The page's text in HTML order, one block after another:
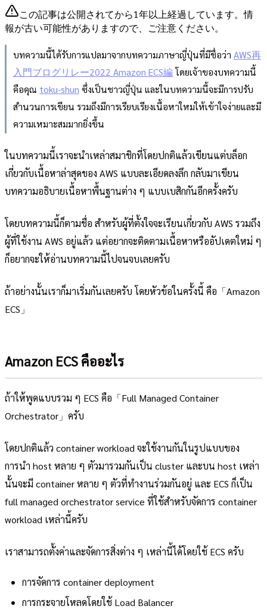
この記事は公開されてから1年以上経過しています。情
報が古い可能性がありますので、ご注意ください。
บทความนี้ได้รับการแปลมาจากบทความภาษาญี่ปุ่นที่มีชื่อว่า AWS再
入門ブログリレー2022 Amazon ECS編โดยเจ้าของบทความนี้
คือคุณ toku-shun ซึ่งเป็นชาวญี่ปุ่น และในบทความนี้จะมีการปรับ
สำนวนการเขียน รวมถึงมีการเรียบเรียงเนื้อหาใหม่ให้เข้าใจง่ายและมี
ความเหมาะสมมากยิ่งขึ้น
ในบทความนี้เราจะนำเหล่าสมาชิกที่โดยปกติแล้วเขียนแต่บล็อก
เกี่ยวกับเนื้อหาล่าสุดของ AWS แบบละเอียดลงลึก กลับมาเขียน
บทความอธิบายเนื้อหาพื้นฐานต่าง ๆ แบบเบสิกกันอีกครั้งครับ
โดยบทความนี้ก็ตามชื่อ สำหรับผู้ที่ตั้งใจจะเรียนเกี่ยวกับ AWS รวมถึง
ผู้ที่ใช้งาน AWS อยู่แล้ว แต่อยากจะติดตามเนื้อหาหรืออัปเดตใหม่ ๆ
ก็อยากจะให้อ่านบทความนี้ไปจนจบเลยครับ
ถ้าอย่างนั้นเราก็มาเริ่มกันเลยครับ โดยหัวข้อในครั้งนี้ คือ「Amazon
ECS」
Amazon ECS คืออะไร
ถ้าให้พูดแบบรวม ๆ ECS คือ「Full Managed Container
Orchestrator」ครับ
โดยปกติแล้ว container workload จะใช้งานกันในรูปแบบของ
การนำ host หลาย ๆ ตัวมารวมกันเป็น cluster และบน host เหล่า
นั้นจะมี container หลาย ๆ ตัวที่ทำงานร่วมกันอยู่ และ ECS ก็เป็น
full managed orchestrator service ที่ใช้สำหรับจัดการ container
workload เหล่านี้ครับ
เราสามารถตั้งค่าและจัดการสิ่งต่าง ๆ เหล่านี้ได้โดยใช้ ECS ครับ
การจัดการ container deployment
การกระจายโหลดโดยใช้ Load Balancer